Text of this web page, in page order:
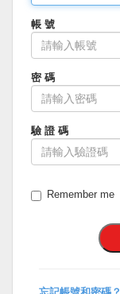
帳 號
密 碼
驗 證 碼
Remember me